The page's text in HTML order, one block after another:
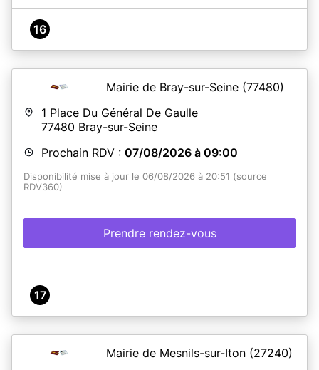
16
Mairie de Bray-sur-Seine (77480)
1 Place Du Général De Gaulle
77480 Bray-sur-Seine
Prochain RDV : 07/08/2026 à 09:00
Disponibilité mise à jour le 06/08/2026 à 20:51 (source
RDV360)
Prendre rendez-vous
17
Mairie de Mesnils-sur-Iton (27240)